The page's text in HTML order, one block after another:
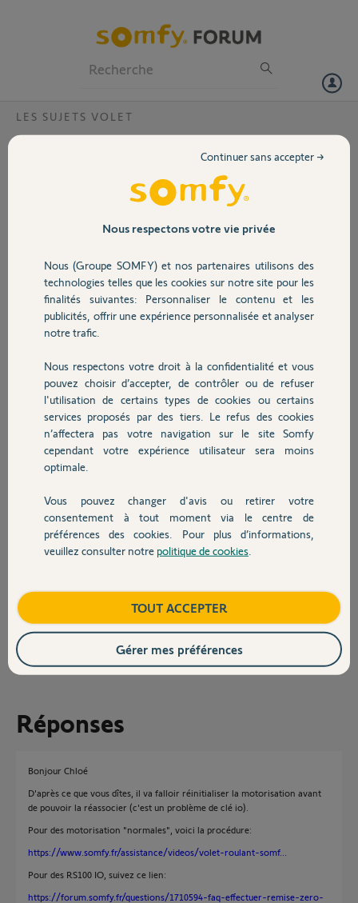
Volet
Sécurité
Domotique
Chauffage
Autres produits
Devis avec un pro
Contact
LES SUJETS VOLET
Problème composio io, situo io et tahoma
Détentrice d'une composio, j'ai récemment acheté une tahoma
switch. Suite à une mauvaise manipulation lors de l'appairage, un
tahoma.
Mon volet fonctionne avec une situo qui le reconnaît toujours.
Hier j'ai supprimé le nom du moteur défectueux du repérage de la
composio, pensant pouvoir l'ajouter à nouveau.
Je me suis aperçue ce matin que mon volet était appairé à une autre
situo qui gérait du coup 2 volets.
Problème résolu ce matin, chaque volet a retrouvé sa situo.
Puis j'ai suivi la notice de la composio pour ajouter à nouveau mon
moteur qui n'est plus reconnu mais rien n'y fait je n'arrive pas à
ajouter à nouveau mon moteur.
nouvel appareil, la tahoma me redirige automatiquement vers la
composio.
Pouvez-vous m'aider?
Chloé
il y a environ 2 ans
Réponses
Bonjour Chloé
D'après ce que vous dîtes, il va falloir réinitialiser la motorisation avant
de pouvoir la réassocier (c'est un problème de clé io).
Pour des motorisation "normales", voici la procédure:
https://www.somfy.fr/assistance/videos/volet-roulant-somf...
Pour des RS100 IO, suivez ce lien:
https://forum.somfy.fr/questions/1710594-faq-effectuer-remise-zero-
Nous respectons votre vie privée
Nous (Groupe SOMFY) et nos partenaires utilisons des
technologies telles que les cookies sur notre site pour les
finalités suivantes: Personnaliser le contenu et les
publicités, offrir une expérience personnalisée et analyser
notre trafic.
Nous respectons votre droit à la confidentialité et vous
pouvez choisir d’accepter, de contrôler ou de refuser
l'utilisation de certains types de cookies ou certains
services proposés par des tiers. Le refus des cookies
n’affectera pas votre navigation sur le site Somfy
cependant votre expérience utilisateur sera moins
optimale.
Vous pouvez changer d'avis ou retirer votre
consentement à tout moment via le centre de
préférences des cookies. Pour plus d’informations,
veuillez consulter notre politique de cookies
Continuer sans accepter →
TOUT ACCEPTER
Gérer mes préférences